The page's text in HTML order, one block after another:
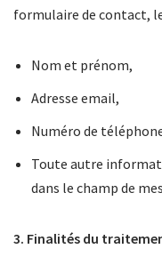
formulaire de contact,
Nom et prénom,
Adresse email,
Numéro de
Toute autre
dans le champ de
3. Finalités du